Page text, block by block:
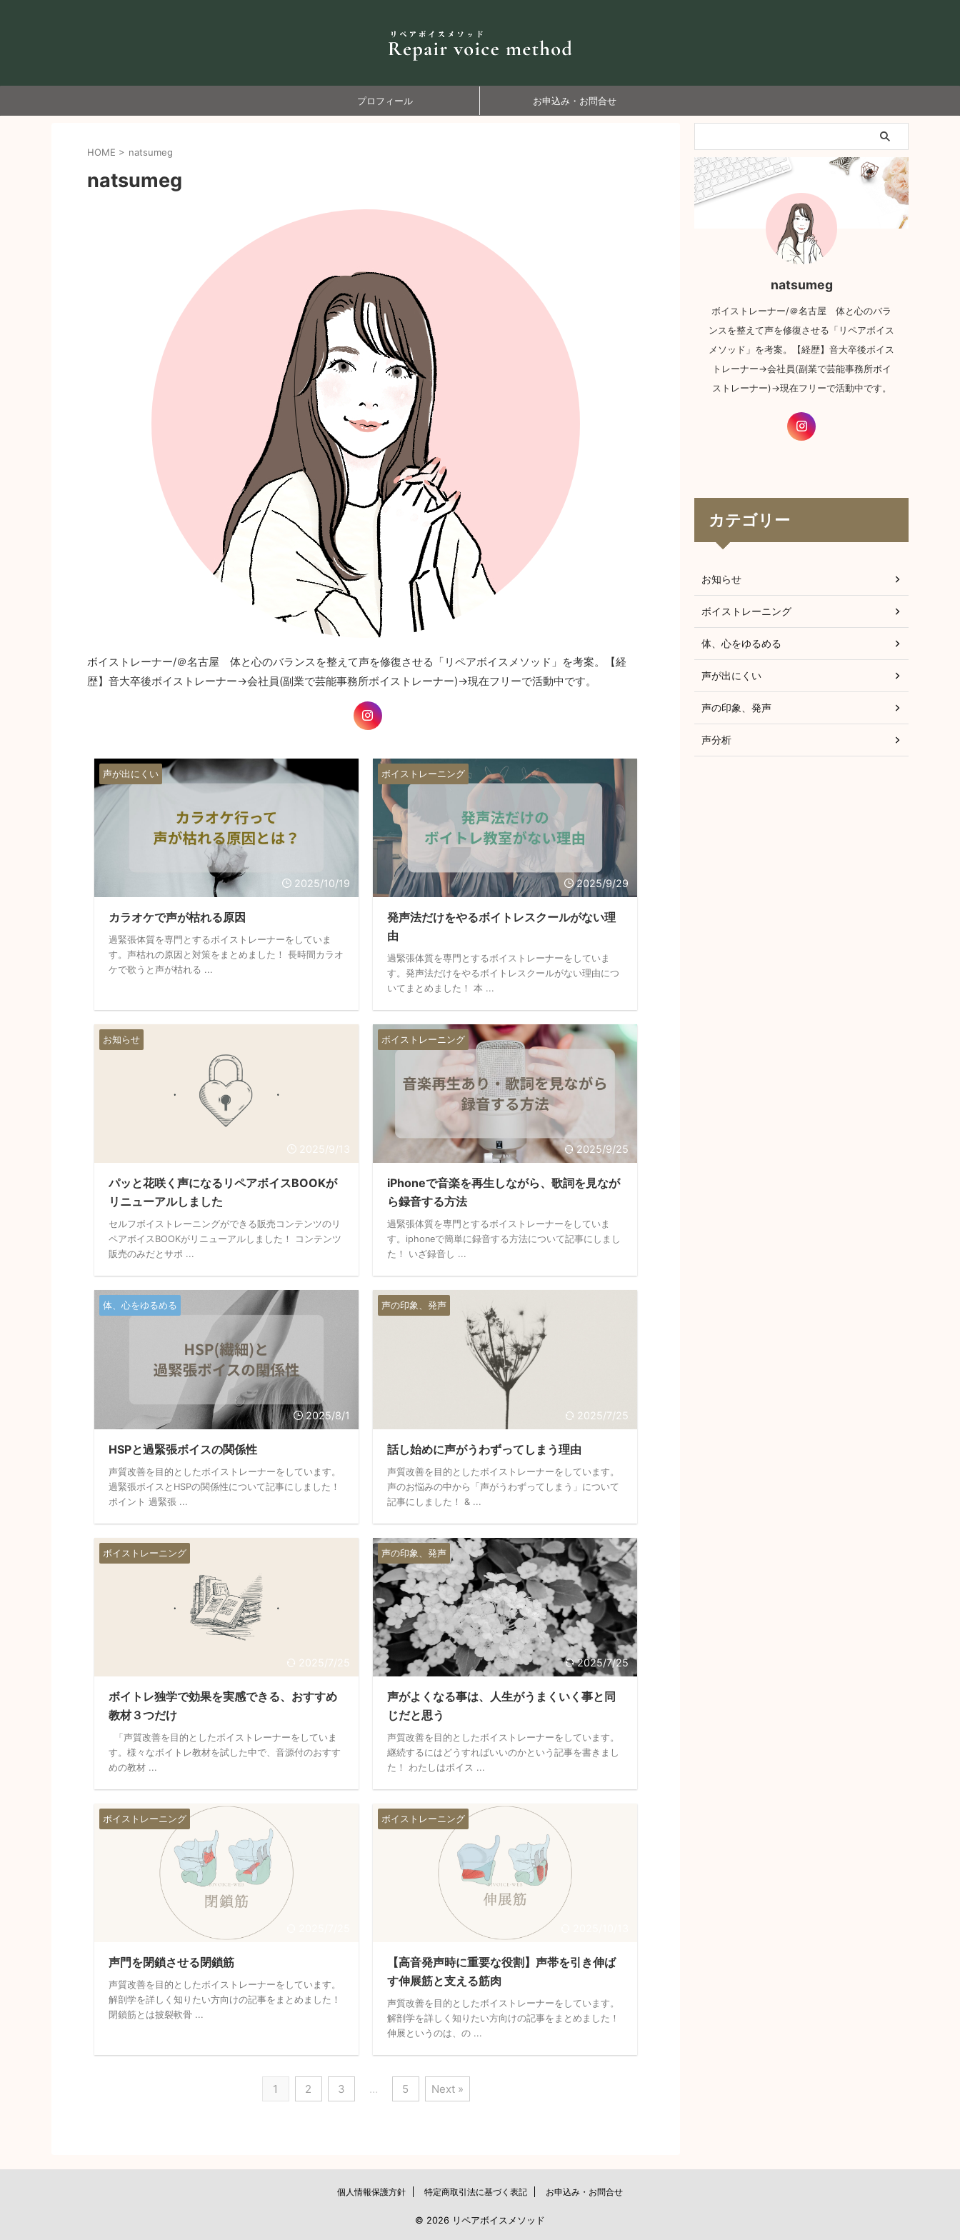
プロフィール お申込み・お問合せ
HOME > natsumeg
natsumeg
ボイストレーナー/＠名古屋 体と心のバランスを整えて声を修復させる「リペアボイスメソッド」を考案。【経
歴】音大卒後ボイストレーナー→会社員(副業で芸能事務所ボイストレーナー)→現在フリーで活動中です。
2025/10/19
声が出にくい
カラオケで声が枯れる原因
過緊張体質を専門とするボイストレーナーをしていま
す。声枯れの原因と対策をまとめました！ 長時間カラオ
ケで歌うと声が枯れる ...
2025/9/29
ボイストレーニング
発声法だけをやるボイトレスクールがない理
由
過緊張体質を専門とするボイストレーナーをしていま
す。発声法だけをやるボイトレスクールがない理由につ
いてまとめました！ 本 ...
2025/9/13
お知らせ
パッと花咲く声になるリペアボイスBOOKが
リニューアルしました
セルフボイストレーニングができる販売コンテンツのリ
ペアボイスBOOKがリニューアルしました！ コンテンツ
販売のみだとサポ ...
2025/9/25
ボイストレーニング
iPhoneで音楽を再生しながら、歌詞を見なが
ら録音する方法
過緊張体質を専門とするボイストレーナーをしていま
す。iphoneで簡単に録音する方法について記事にしまし
た！ いざ録音し ...
2025/8/1
体、心をゆるめる
HSPと過緊張ボイスの関係性
声質改善を目的としたボイストレーナーをしています。
過緊張ボイスとHSPの関係性について記事にしました！
ポイント 過緊張 ...
2025/7/25
声の印象、発声
話し始めに声がうわずってしまう理由
声質改善を目的としたボイストレーナーをしています。
声のお悩みの中から「声がうわずってしまう」について
記事にしました！ & ...
2025/7/25
ボイストレーニング
ボイトレ独学で効果を実感できる、おすすめ
教材３つだけ
「声質改善を目的としたボイストレーナーをしていま
す。様々なボイトレ教材を試した中で、音源付のおすす
めの教材 ...
2025/7/25
声の印象、発声
声がよくなる事は、人生がうまくいく事と同
じだと思う
声質改善を目的としたボイストレーナーをしています。
継続するにはどうすればいいのかという記事を書きまし
た！ わたしはボイス ...
ボイストレーニング
声門を閉鎖させる閉鎖筋
声質改善を目的としたボイストレーナーをしています。
解剖学を詳しく知りたい方向けの記事をまとめました！
閉鎖筋とは披裂軟骨 ...
ボイストレーニング
【高音発声時に重要な役割】声帯を引き伸ば
す伸展筋と支える筋肉
声質改善を目的としたボイストレーナーをしています。
解剖学を詳しく知りたい方向けの記事をまとめました！
伸展というのは、の ...
1 2 3 … 5 Next »
natsumeg
ボイストレーナー/＠名古屋 体と心のバラ
ンスを整えて声を修復させる「リペアボイス
メソッド」を考案。【経歴】音大卒後ボイス
トレーナー→会社員(副業で芸能事務所ボイ
ストレーナー)→現在フリーで活動中です。
カテゴリー
お知らせ
ボイストレーニング
体、心をゆるめる
声が出にくい
声の印象、発声
声分析
個人情報保護方針 特定商取引法に基づく表記 お申込み・お問合せ
© 2026 リペアボイスメソッド